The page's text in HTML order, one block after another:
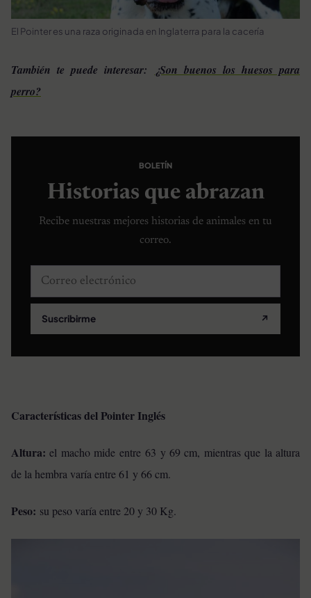
El Pointer es una raza originada en Inglaterra para la cacería
También te puede interesar:
¿Son buenos los huesos para
perro?
BOLETÍN
Historias que abrazan
Recibe nuestras mejores historias de animales en tu
correo.
Correo electrónico
Suscribirme ↗
Características del Pointer Inglés
Altura: el macho mide entre 63 y 69 cm, mientras que la altura
de la hembra varía entre 61 y 66 cm.
Peso: su peso varía entre 20 y 30 Kg.